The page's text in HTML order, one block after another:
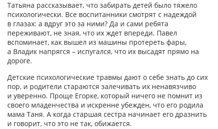
Татьяна рассказывает, что забирать детей было тяжело
психологически. Все воспитанники смотрят с надеждой
в глазах: а вдруг это за ними? Да и сами ребята
переживают, не зная, что их ждет впереди. Павел
вспоминает, как вышел из машины протереть фары,
а Владик напрягся – испугался, что их высадят прямо на
дороге.
Детские психологические травмы дают о себе знать до сих
пор, и родители стараются залечивать их ненавязчиво
и уверенно. Проще Егорке, который ничего не помнит из
своего младенчества и искренне убежден, что его родила
мама Таня. А когда старшая сестра начинает его дразнить
и говорит, что это не так, обижается.